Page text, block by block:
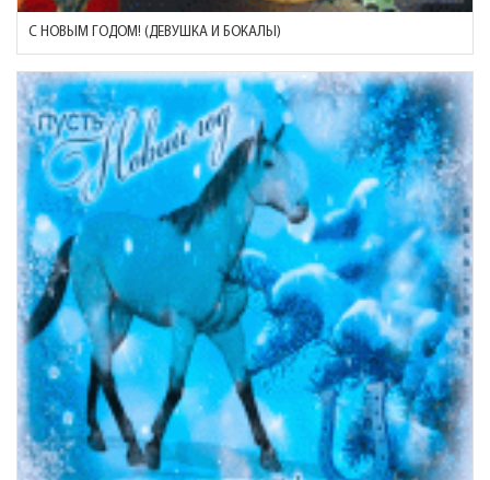
С НОВЫМ ГОДОМ! (ДЕВУШКА И БОКАЛЫ)